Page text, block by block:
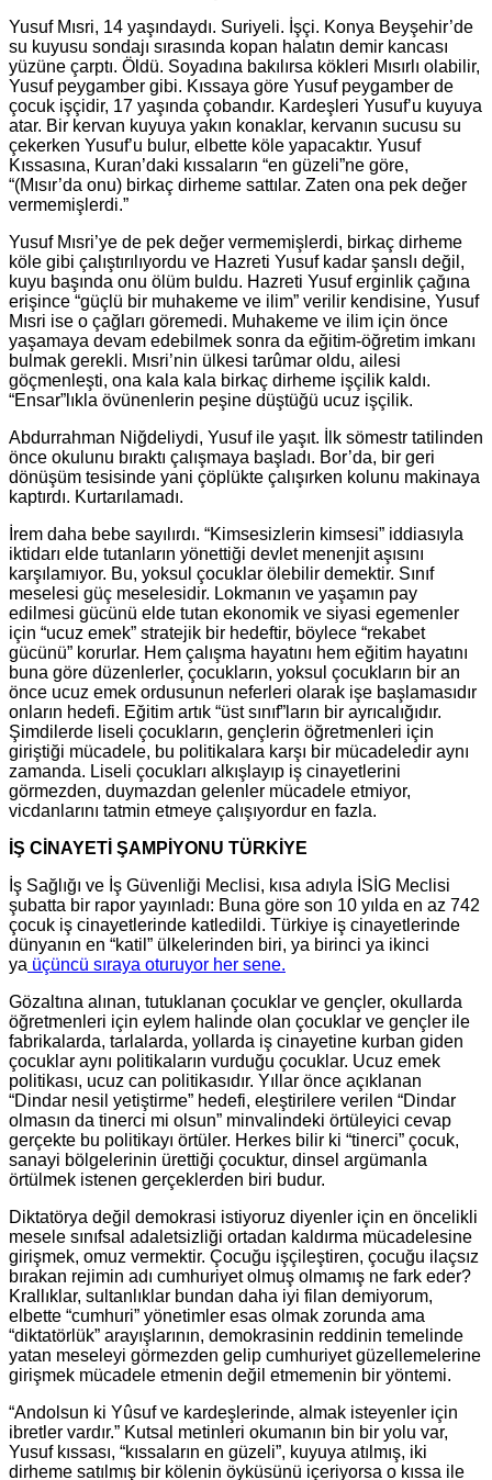
Yusuf Mısri, 14 yaşındaydı. Suriyeli. İşçi. Konya Beyşehir’de
su kuyusu sondajı sırasında kopan halatın demir kancası
yüzüne çarptı. Öldü. Soyadına bakılırsa kökleri Mısırlı olabilir,
Yusuf peygamber gibi. Kıssaya göre Yusuf peygamber de
çocuk işçidir, 17 yaşında çobandır. Kardeşleri Yusuf’u kuyuya
atar. Bir kervan kuyuya yakın konaklar, kervanın sucusu su
çekerken Yusuf’u bulur, elbette köle yapacaktır. Yusuf
Kıssasına, Kuran’daki kıssaların “en güzeli”ne göre,
“(Mısır’da onu) birkaç dirheme sattılar. Zaten ona pek değer
vermemişlerdi.”
Yusuf Mısri’ye de pek değer vermemişlerdi, birkaç dirheme
köle gibi çalıştırılıyordu ve Hazreti Yusuf kadar şanslı değil,
kuyu başında onu ölüm buldu. Hazreti Yusuf erginlik çağına
erişince “güçlü bir muhakeme ve ilim” verilir kendisine, Yusuf
Mısri ise o çağları göremedi. Muhakeme ve ilim için önce
yaşamaya devam edebilmek sonra da eğitim-öğretim imkanı
bulmak gerekli. Mısri’nin ülkesi tarûmar oldu, ailesi
göçmenleşti, ona kala kala birkaç dirheme işçilik kaldı.
“Ensar”lıkla övünenlerin peşine düştüğü ucuz işçilik.
Abdurrahman Niğdeliydi, Yusuf ile yaşıt. İlk sömestr tatilinden
önce okulunu bıraktı çalışmaya başladı. Bor’da, bir geri
dönüşüm tesisinde yani çöplükte çalışırken kolunu makinaya
kaptırdı. Kurtarılamadı.
İrem daha bebe sayılırdı. “Kimsesizlerin kimsesi” iddiasıyla
iktidarı elde tutanların yönettiği devlet menenjit aşısını
karşılamıyor. Bu, yoksul çocuklar ölebilir demektir. Sınıf
meselesi güç meselesidir. Lokmanın ve yaşamın pay
edilmesi gücünü elde tutan ekonomik ve siyasi egemenler
için “ucuz emek” stratejik bir hedeftir, böylece “rekabet
gücünü” korurlar. Hem çalışma hayatını hem eğitim hayatını
buna göre düzenlerler, çocukların, yoksul çocukların bir an
önce ucuz emek ordusunun neferleri olarak işe başlamasıdır
onların hedefi. Eğitim artık “üst sınıf”ların bir ayrıcalığıdır.
Şimdilerde liseli çocukların, gençlerin öğretmenleri için
giriştiği mücadele, bu politikalara karşı bir mücadeledir aynı
zamanda. Liseli çocukları alkışlayıp iş cinayetlerini
görmezden, duymazdan gelenler mücadele etmiyor,
vicdanlarını tatmin etmeye çalışıyordur en fazla.
İŞ CİNAYETİ ŞAMPİYONU TÜRKİYE
İş Sağlığı ve İş Güvenliği Meclisi, kısa adıyla İSİG Meclisi
şubatta bir rapor yayınladı: Buna göre son 10 yılda en az 742
çocuk iş cinayetlerinde katledildi. Türkiye iş cinayetlerinde
dünyanın en “katil” ülkelerinden biri, ya birinci ya ikinci
ya üçüncü sıraya oturuyor her sene.
Gözaltına alınan, tutuklanan çocuklar ve gençler, okullarda
öğretmenleri için eylem halinde olan çocuklar ve gençler ile
fabrikalarda, tarlalarda, yollarda iş cinayetine kurban giden
çocuklar aynı politikaların vurduğu çocuklar. Ucuz emek
politikası, ucuz can politikasıdır. Yıllar önce açıklanan
“Dindar nesil yetiştirme” hedefi, eleştirilere verilen “Dindar
olmasın da tinerci mi olsun” minvalindeki örtüleyici cevap
gerçekte bu politikayı örtüler. Herkes bilir ki “tinerci” çocuk,
sanayi bölgelerinin ürettiği çocuktur, dinsel argümanla
örtülmek istenen gerçeklerden biri budur.
Diktatörya değil demokrasi istiyoruz diyenler için en öncelikli
mesele sınıfsal adaletsizliği ortadan kaldırma mücadelesine
girişmek, omuz vermektir. Çocuğu işçileştiren, çocuğu ilaçsız
bırakan rejimin adı cumhuriyet olmuş olmamış ne fark eder?
Krallıklar, sultanlıklar bundan daha iyi filan demiyorum,
elbette “cumhuri” yönetimler esas olmak zorunda ama
“diktatörlük” arayışlarının, demokrasinin reddinin temelinde
yatan meseleyi görmezden gelip cumhuriyet güzellemelerine
girişmek mücadele etmenin değil etmemenin bir yöntemi.
“Andolsun ki Yûsuf ve kardeşlerinde, almak isteyenler için
ibretler vardır.” Kutsal metinleri okumanın bin bir yolu var,
Yusuf kıssası, “kıssaların en güzeli”, kuyuya atılmış, iki
dirheme satılmış bir kölenin öyküsünü içeriyorsa o kıssa ile